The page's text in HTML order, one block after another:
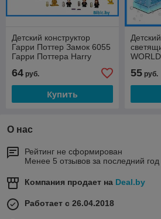
Детский конструктор
Гарри Поттер Замок 6055
Гарри Поттера Harry
Potter серия аналог лего
lego
64 руб.
Купить
Lego
55руб.
О нас
Рейтинг не сформирован
Менее 5 отзывов за последний год
Компания продает на Deal.by
Работает с 26.04.2018